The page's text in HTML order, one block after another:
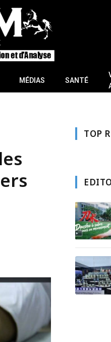
MÉDIAS SANTÉ
TOP